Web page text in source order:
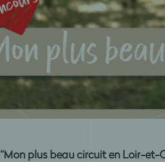
“Mon plus beau circuit en Loir-et-